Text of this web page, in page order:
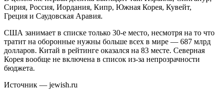
Сирия, Россия, Иордания, Кипр, Южная Корея, Кувейт,
Греция и Саудовская Аравия.
США занимает в списке только 30-е место, несмотря на то что
тратит на оборонные нужны больше всех в мире — 687 млрд
долларов. Китай в рейтинге оказался на 83 месте. Северная
Корея вообще не включена в список из-за непрозрачности
бюджета.
Источник — jewish.ru